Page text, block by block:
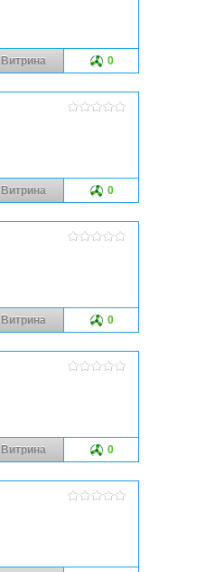
Витрина 0
Витрина 0
Витрина 0
Витрина 0